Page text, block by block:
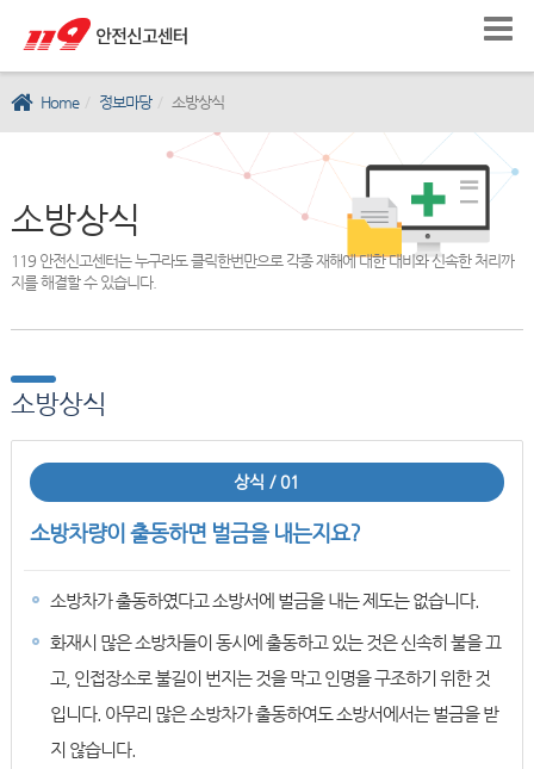
Home 정보마당 소방상식
소방상식
119 안전신고센터는 누구라도 클릭한번만으로 각종 재해에 대한 대비와 신속한 처리까
지를 해결할 수 있습니다.
소방상식
상식 / 01
소방차량이 출동하면 벌금을 내는지요?
소방차가 출동하였다고 소방서에 벌금을 내는 제도는 없습니다.
화재시 많은 소방차들이 동시에 출동하고 있는 것은 신속히 불을 끄
고, 인접장소로 불길이 번지는 것을 막고 인명을 구조하기 위한 것
입니다. 아무리 많은 소방차가 출동하여도 소방서에서는 벌금을 받
지 않습니다.